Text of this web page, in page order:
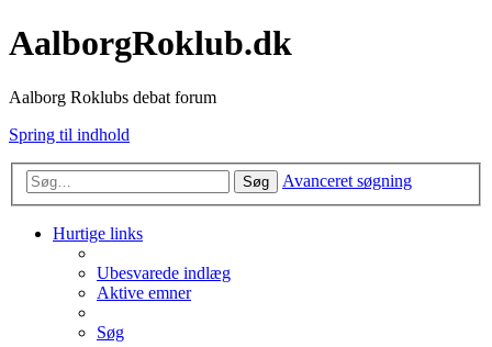
AalborgRoklub.dk
Aalborg Roklubs debat forum
Spring til indhold
Søg Avanceret søgning
Hurtige links
Ubesvarede indlæg
Aktive emner
Søg